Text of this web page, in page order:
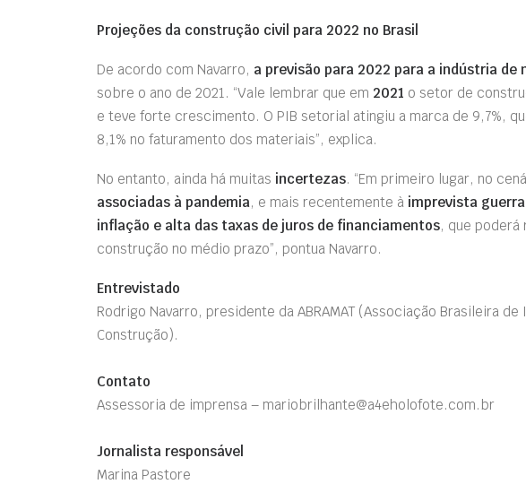
Projeções da construção civil para 2022 no Brasil
De acordo com Navarro, a previsão para 2022 para a indústria
sobre o ano de 2021. “Vale lembrar que em 2021 o setor de
e teve forte crescimento. O PIB setorial atingiu a marca de 9,7%,
8,1% no faturamento dos materiais”, explica.
No entanto, ainda há muitas incertezas. “Em primeiro lugar, no
associadas à pandemia, e mais recentemente à imprevista guerra
inflação e alta das taxas de juros de financiamentos, que poderá
construção no médio prazo”, pontua Navarro.
Entrevistado
Rodrigo Navarro, presidente da ABRAMAT (Associação Brasileira
Construção).
Contato
Assessoria de imprensa – mariobrilhante@a4eholofote.com.br
Jornalista responsável
Marina Pastore